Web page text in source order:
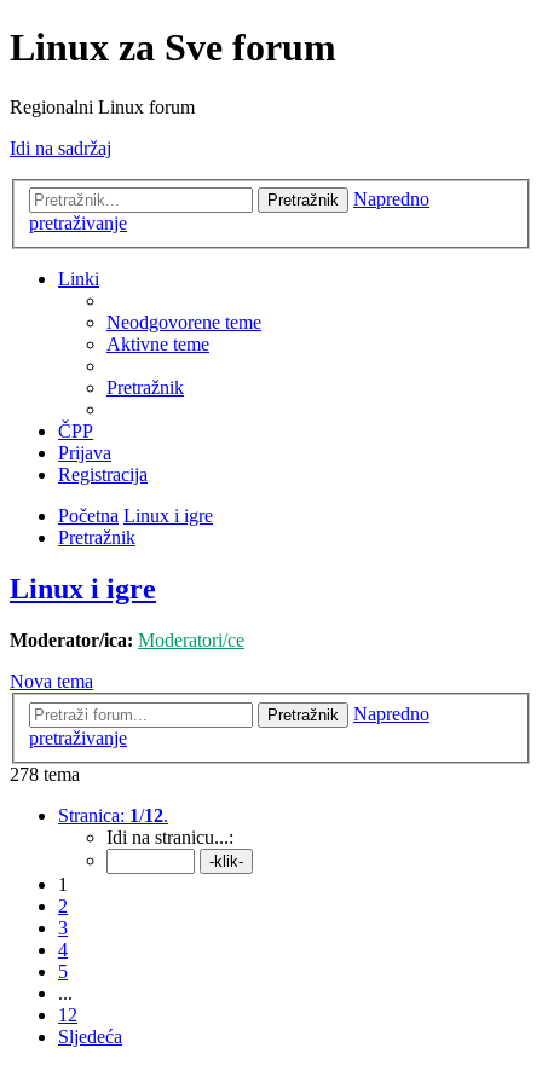
Linux za Sve forum
Regionalni Linux forum
Idi na sadržaj
Pretražnik
Napredno
pretraživanje
Linki
Neodgovorene teme
Aktivne teme
Pretražnik
ČPP
Prijava
Registracija
Početna Linux i igre
Pretražnik
Linux i igre
Moderator/ica: Moderatori/ce
Nova tema
Pretražnik
Napredno
pretraživanje
278 tema
Stranica: 1/12.
Idi na stranicu...:
1
2
3
4
5
...
12
Sljedeća